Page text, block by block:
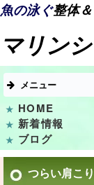
魚の泳ぐ整体
マリン
メニュー
HOME
新着情報
ブログ
つらい肩こり